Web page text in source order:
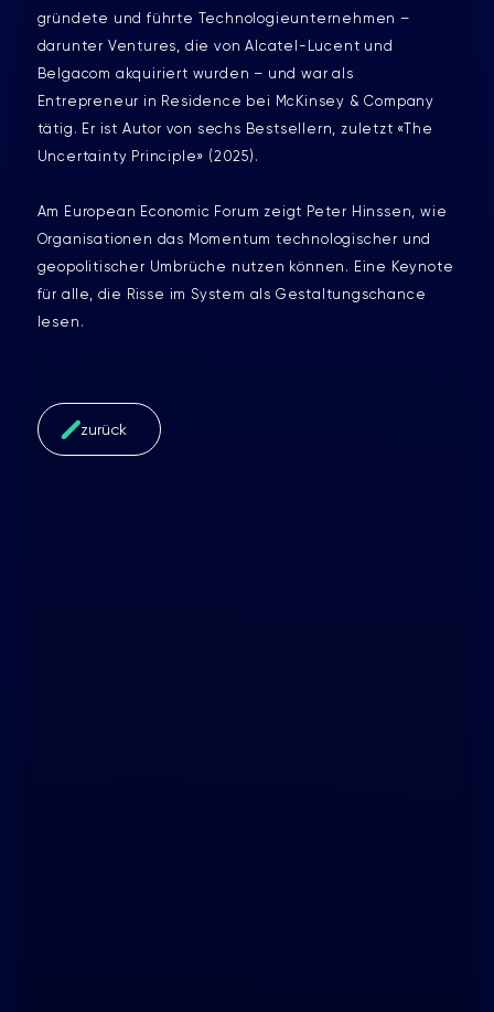
gründete und führte Technologieunternehmen –
darunter Ventures, die von Alcatel-Lucent und
Belgacom akquiriert wurden – und war als
Entrepreneur in Residence bei McKinsey & Company
tätig. Er ist Autor von sechs Bestsellern, zuletzt «The
Uncertainty Principle» (2025).
Am European Economic Forum zeigt Peter Hinssen, wie
Organisationen das Momentum technologischer und
geopolitischer Umbrüche nutzen können. Eine Keynote
für alle, die Risse im System als Gestaltungschance
lesen.
zurück